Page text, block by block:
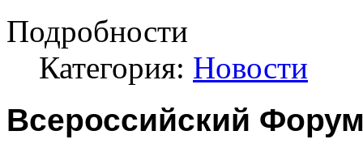
Подробности
Категория: Новости
Всероссийский